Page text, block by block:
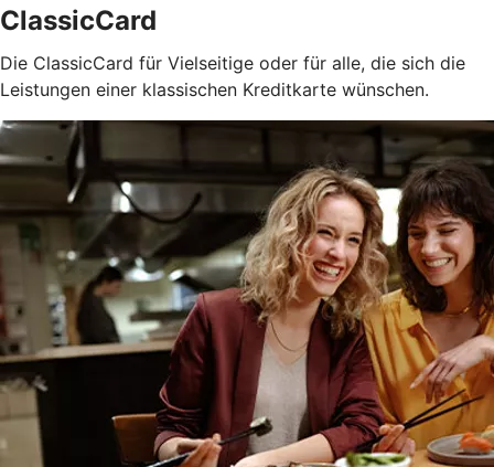
ClassicCard
Die ClassicCard für Vielseitige oder für alle, die sich die
Leistungen einer klassischen Kreditkarte wünschen.